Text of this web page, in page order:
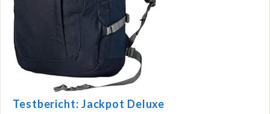
Testbericht: Jackpot Deluxe